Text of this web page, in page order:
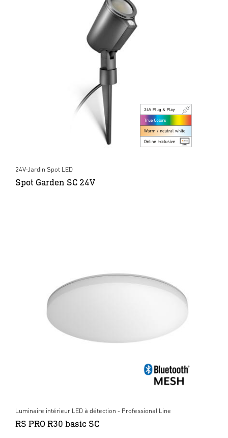
24V-Jardin Spot LED
Spot Garden SC 24V
Luminaire intérieur LED à détection - Professional Line
RS PRO R30 basic SC